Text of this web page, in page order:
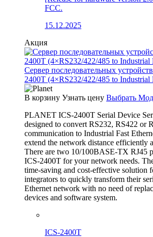
FCC.
15.12.2025
Акция
Сервер последовательных
2400T (4×RS232/422/485 to Industrial
В корзину Узнать цену Выбрать
PLANET ICS-2400T Serial Device
designed to convert RS232, RS422 or
communication to Industrial Fast
extend the network distance efficiently
There are two 10/100BASE-TX RJ45
ICS-2400T for your network needs.
time-saving and cost-effective solution
integrators to quickly transform their
Ethernet network with no need of
devices and software system.
ICS-2400T